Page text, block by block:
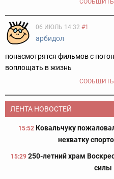
СООБЩИТЬ
06 ИЮЛЬ 14:32 #1
арбидол
понасмотрятся фильмов с
воплощать в жизнь
СООБЩИТЬ
ЛЕНТА НОВОСТЕЙ
15:52 Ковальчуку
нехватку
15:29 250-летний храм
силы